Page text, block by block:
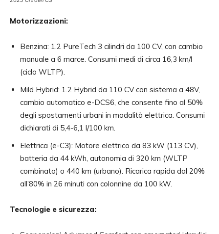
Motorizzazioni:
Benzina: 1.2 PureTech 3 cilindri da 100 CV, con cambio
manuale a 6 marce. Consumi medi di circa 16,3 km/l
(ciclo WLTP).
Mild Hybrid: 1.2 Hybrid da 110 CV con sistema a 48V,
cambio automatico e-DCS6, che consente fino al 50%
degli spostamenti urbani in modalità elettrica. Consumi
dichiarati di 5,4-6,1 l/100 km.
Elettrica (ë-C3): Motore elettrico da 83 kW (113 CV),
batteria da 44 kWh, autonomia di 320 km (WLTP
combinato) o 440 km (urbano). Ricarica rapida dal 20%
all’80% in 26 minuti con colonnine da 100 kW.
Tecnologie e sicurezza: